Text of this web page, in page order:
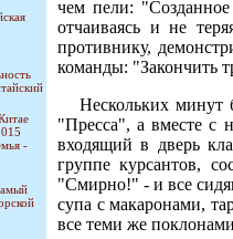
-
чем пели: "Созданное
отчаиваясь и не
противнику,
команды: "Закончить
Нескольких минут
"Пресса", а вместе с
входящий в дверь
группе курсантов,
"Смирно!" - и все
супа с макаронами,
все теми же